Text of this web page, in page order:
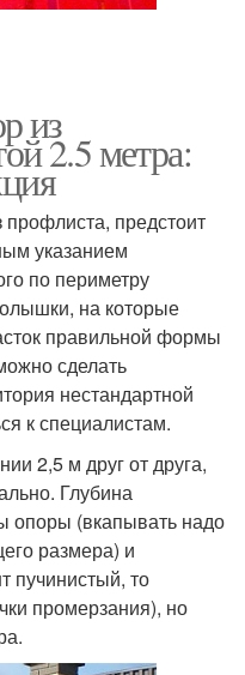
из
2.5 метра:
профлиста, предстоит
указанием
по периметру
на которые
правильной формы
сделать
нестандартной
к специалистам.
2,5 м друг от друга,
Глубина
опоры (вкапывать надо
размера) и
пучинистый, то
промерзания), но